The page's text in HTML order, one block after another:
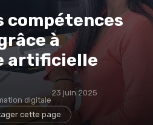
compétences
à
artificielle
digitale
23 juin 2025
cette page